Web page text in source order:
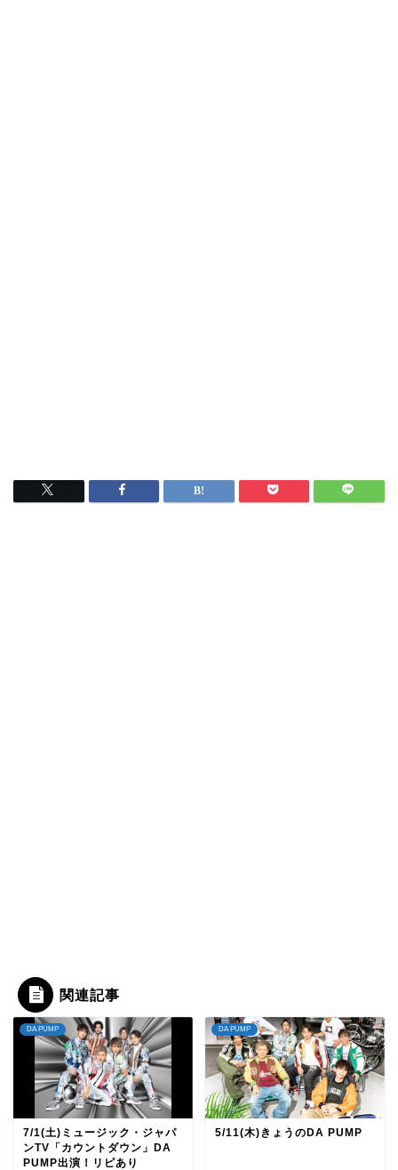
関連記事
DA PUMP
7/1(土)ミュージック・ジャパ
ンTV「カウントダウン」DA
PUMP出演！リピあり
DA PUMP
5/11(木)きょうのDA PUMP